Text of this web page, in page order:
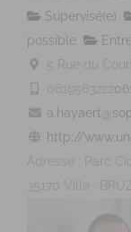
Supervisé(e)
possible
5 Rue du
0619563222
http://
Adresse : Parc
35170 Ville :